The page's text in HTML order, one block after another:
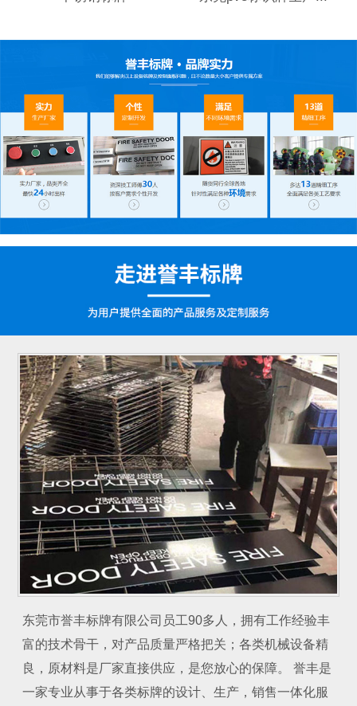
东莞市誉丰标牌有限公司员工90多人，拥有工作经验丰
富的技术骨干，对产品质量严格把关；各类机械设备精
良，原材料是厂家直接供应，是您放心的保障。 誉丰是
一家专业从事于各类标牌的设计、生产，销售一体化服